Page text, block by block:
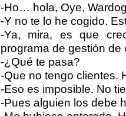
-Ho… hola, Oye,
-Y no te lo he cogido.
-Ya, mira, es que
programa de gestión de
-¿Qué te pasa?
-Que no tengo clientes.
-Eso es imposible. No
-Pues alguien los debe